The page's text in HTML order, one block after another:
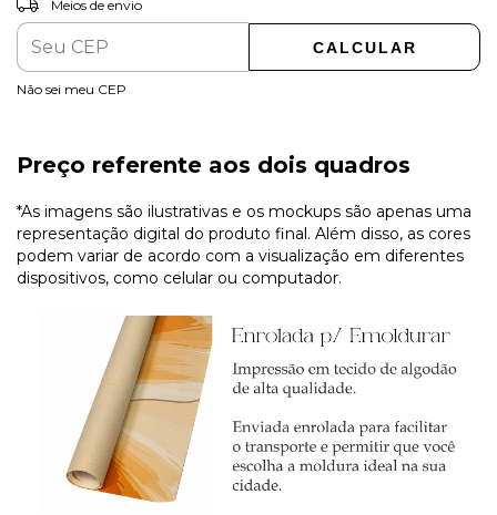
Meios de envio
CALCULAR
Não sei meu CEP
Preço referente aos dois quadros
*As imagens são ilustrativas e os mockups são apenas uma
representação digital do produto final. Além disso, as cores
podem variar de acordo com a visualização em diferentes
dispositivos, como celular ou computador.